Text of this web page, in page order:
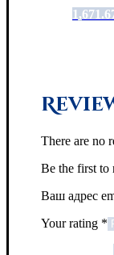
There are no
Be the first
Ваш адрес
Your rating *